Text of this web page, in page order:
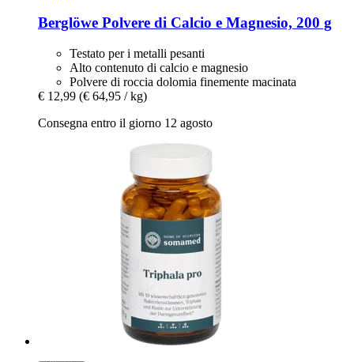
Berglöwe Polvere di Calcio e Magnesio, 200 g
Testato per i metalli pesanti
Alto contenuto di calcio e magnesio
Polvere di roccia dolomia finemente macinata
€ 12,99 (€ 64,95 / kg)
Consegna entro il giorno 12 agosto